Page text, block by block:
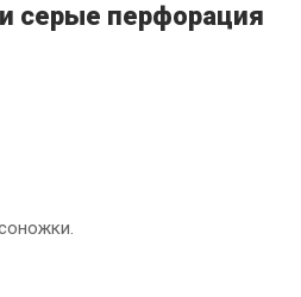
серые перфорация